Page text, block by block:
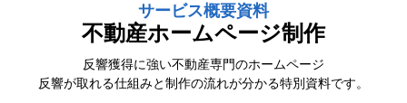
サービス概要資料
不動産ホームページ制作
反響獲得に強い不動産専門のホームページ
反響が取れる仕組みと制作の流れが分かる特別資料です。